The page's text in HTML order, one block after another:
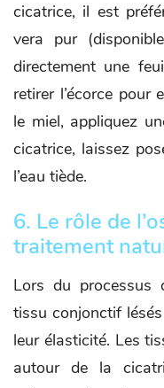
cicatrice, il est
vera pur
directement une
retirer l’écorce pour
le miel, appliquez
cicatrice, laissez
l’eau tiède.
6. Le rôle de
traitement
Lors du
tissu conjonctif
leur élasticité. Les
autour de la